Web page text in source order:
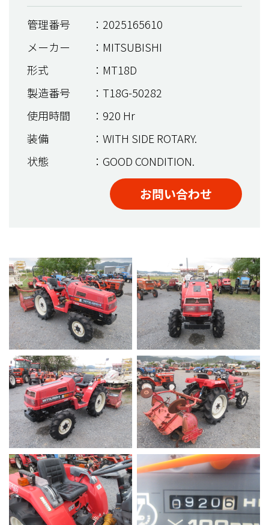
管理番号
：2025165610
メーカー
：MITSUBISHI
形式
：MT18D
製造番号
：T18G-50282
使用時間
：920 Hr
装備
：WITH SIDE ROTARY.
状態
：GOOD CONDITION.
お問い合わせ